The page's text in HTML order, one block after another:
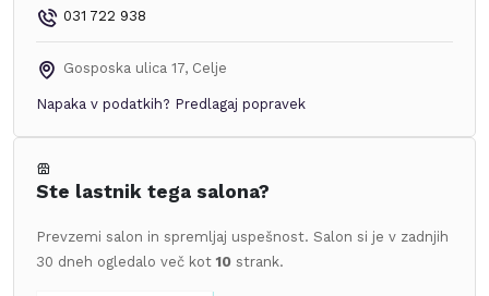
031 722 938
Gosposka ulica 17, Celje
Napaka v podatkih? Predlagaj popravek
Ste lastnik tega salona?
Prevzemi salon in spremljaj uspešnost. Salon si je v zadnjih
30 dneh ogledalo več kot 10 strank.